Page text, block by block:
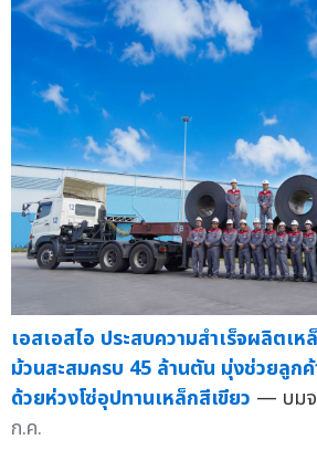
เอสเอสไอ ประสบความสำเร็จผลิตเ
ม้วนสะสมครบ 45 ล้านตัน มุ่งช่วยลูก
ด้วยห่วงโซ่อุปทานเหล็กสีเขียว — บมจ
ก.ค.